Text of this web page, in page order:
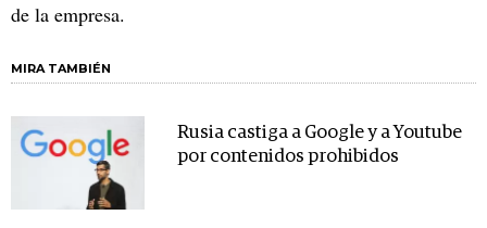
de la empresa.
MIRA TAMBIÉN
Rusia castiga a Google y a Youtube
por contenidos prohibidos